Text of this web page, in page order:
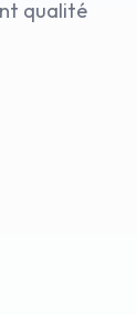
qualité